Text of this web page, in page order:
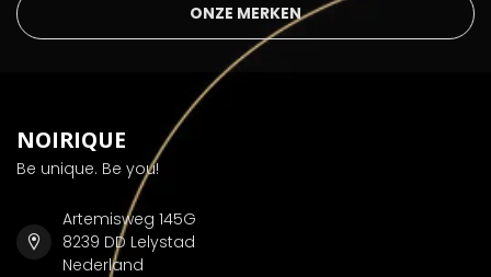
ONZE MERKEN
NOIRIQUE
Be unique. Be you!
Artemisweg 145G
8239 DD Lelystad
Nederland